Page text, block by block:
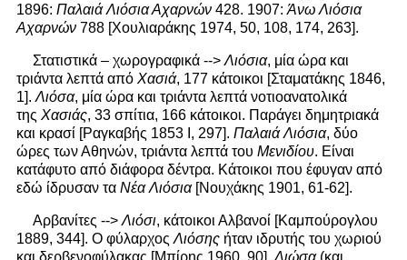
1896: Παλαιά Λιόσια Αχαρνών428. 1907: Άνω Λιόσια
Αχαρνών788 [Χουλιαράκης 1974, 50, 108, 174, 263].
Στατιστικά – χωρογραφικά -->Λιόσια, μία ώρα και
τριάντα λεπτά από Χασιά, 177 κάτοικοι [Σταματάκης 1846,
1]. Λιόσα, μία ώρα και τριάντα λεπτά νοτιοανατολικά
της Χασιάς, 33 σπίτια, 166 κάτοικοι. Παράγει δημητριακά
και κρασί [Ραγκαβής 1853 Ι, 297]. Παλαιά Λιόσια, δύο
ώρες των Αθηνών, τριάντα λεπτά του Μενιδίου. Είναι
κατάφυτο από διάφορα δέντρα. Κάτοικοι που έφυγαν από
εδώ ίδρυσαν τα Νέα Λιόσια[Νουχάκης 1901, 61-62].
Αρβανίτες -->Λιόσι, κάτοικοι Αλβανοί [Καμπούρογλου
1889, 344]. Ο φύλαρχος Λιόσηςήταν ιδρυτής του χωριού
και δερβενοφύλακας [Μπίρης 1960, 90]. Λιώσα(και